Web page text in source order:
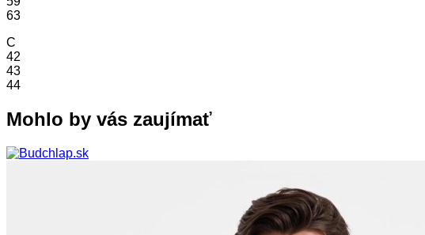
63
C
42
43
44
Mohlo by vás zaujímať